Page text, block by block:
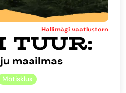
Hallimägi vaatlustorn
TUUR:
maailmas
Mõtisklus